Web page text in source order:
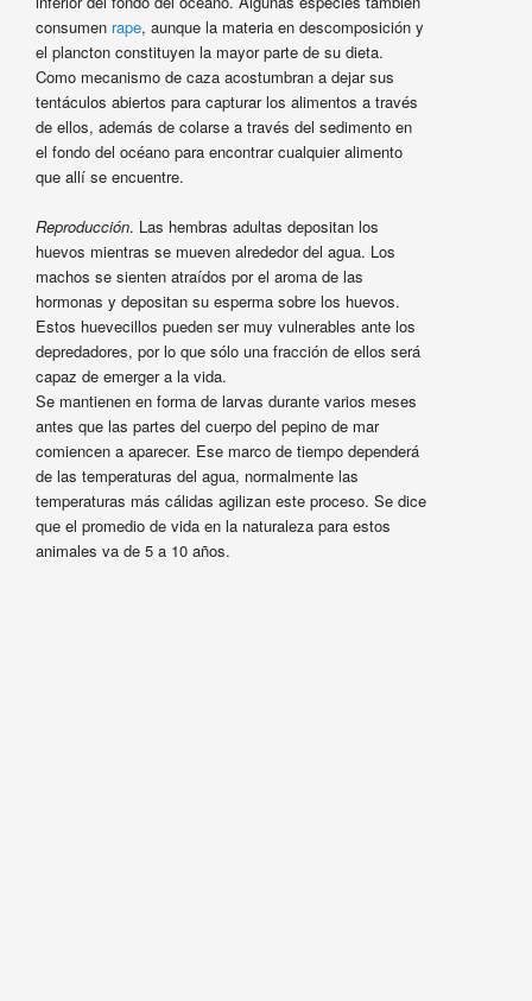
consumen rape, aunque la materia en descomposición y
el plancton constituyen la mayor parte de su dieta.
Como mecanismo de caza acostumbran a dejar sus
tentáculos abiertos para capturar los alimentos a través
de ellos, además de colarse a través del sedimento en
el fondo del océano para encontrar cualquier alimento
que allí se encuentre.
Reproducción. Las hembras adultas depositan los
huevos mientras se mueven alrededor del agua. Los
machos se sienten atraídos por el aroma de las
hormonas y depositan su esperma sobre los huevos.
Estos huevecillos pueden ser muy vulnerables ante los
depredadores, por lo que sólo una fracción de ellos será
capaz de emerger a la vida.
Se mantienen en forma de larvas durante varios meses
antes que las partes del cuerpo del pepino de mar
comiencen a aparecer. Ese marco de tiempo dependerá
de las temperaturas del agua, normalmente las
temperaturas más cálidas agilizan este proceso. Se dice
que el promedio de vida en la naturaleza para estos
animales va de 5 a 10 años.